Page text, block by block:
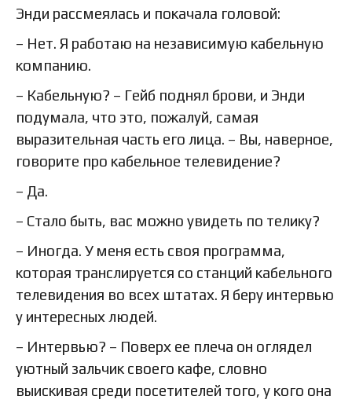
Энди рассмеялась и покачала головой:
– Нет. Я работаю на независимую кабельную
компанию.
– Кабельную? – Гейб поднял брови, и Энди
подумала, что это, пожалуй, самая
выразительная часть его лица. – Вы, наверное,
говорите про кабельное телевидение?
– Да.
– Стало быть, вас можно увидеть по телику?
– Иногда. У меня есть своя программа,
которая транслируется со станций кабельного
телевидения во всех штатах. Я беру интервью
у интересных людей.
– Интервью? – Поверх ее плеча он оглядел
уютный зальчик своего кафе, словно
выискивая среди посетителей того, у кого она